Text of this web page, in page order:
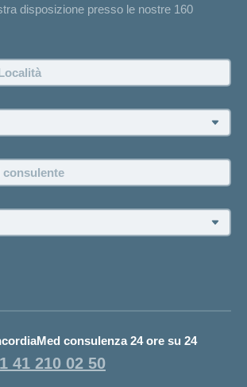
dall'agenzia
carriera
disposizione presso le nostre 160
consulenza 24 ore su 24
41 210 02 50